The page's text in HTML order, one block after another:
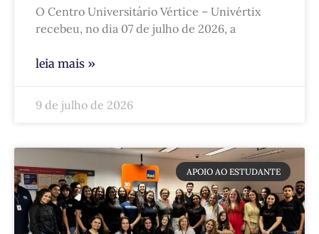
O Centro Universitário Vértice – Univértix
recebeu, no dia 07 de julho de 2026, a
leia mais »
9 de julho de 2026
APOIO AO ESTUDANTE